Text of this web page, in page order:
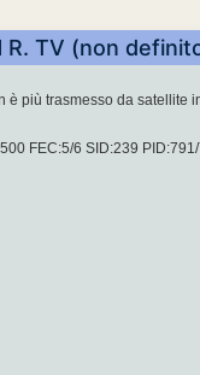
R. TV (non
è più trasmesso da satellite
FEC:5/6 SID:239